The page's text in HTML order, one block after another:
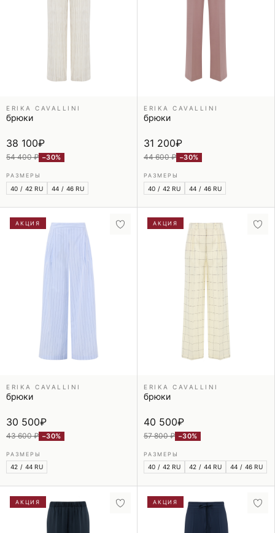
ERIKA CAVALLINI
брюки
38 100₽
54 400 ₽ −30%
РАЗМЕРЫ
40 / 42 RU 44 / 46 RU
ERIKA CAVALLINI
брюки
31 200₽
44 600 ₽ −30%
РАЗМЕРЫ
40 / 42 RU 44 / 46 RU
АКЦИЯ
ERIKA CAVALLINI
брюки
30 500₽
43 600 ₽ −30%
РАЗМЕРЫ
42 / 44 RU
АКЦИЯ
ERIKA CAVALLINI
брюки
40 500₽
57 800 ₽ −30%
РАЗМЕРЫ
40 / 42 RU 42 / 44 RU 44 / 46 RU
АКЦИЯ АКЦИЯ